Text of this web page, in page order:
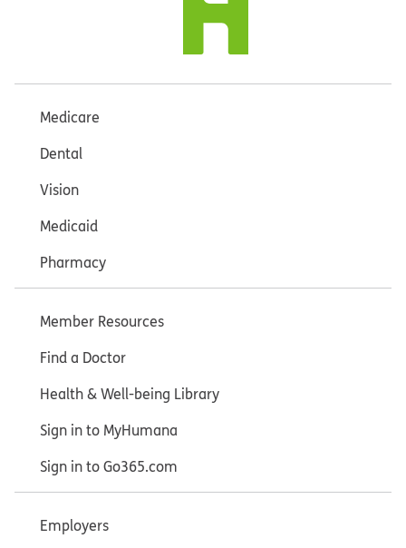
Medicare
Dental
Vision
Medicaid
Pharmacy
Member Resources
Find a Doctor
Health & Well-being Library
Sign in to MyHumana
Sign in to Go365.com
Employers